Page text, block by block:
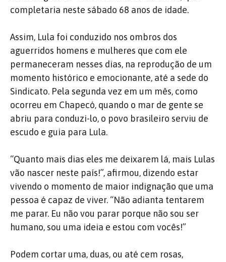
completaria neste sábado 68 anos de idade.
Assim, Lula foi conduzido nos ombros dos
aguerridos homens e mulheres que com ele
permaneceram nesses dias, na reprodução de um
momento histórico e emocionante, até a sede do
Sindicato. Pela segunda vez em um mês, como
ocorreu em Chapecó, quando o mar de gente se
abriu para conduzi-lo, o povo brasileiro serviu de
escudo e guia para Lula.
“Quanto mais dias eles me deixarem lá, mais Lulas
vão nascer neste país!”, afirmou, dizendo estar
vivendo o momento de maior indignação que uma
pessoa é capaz de viver. “Não adianta tentarem
me parar. Eu não vou parar porque não sou ser
humano, sou uma ideia e estou com vocês!”
Podem cortar uma, duas, ou até cem rosas,